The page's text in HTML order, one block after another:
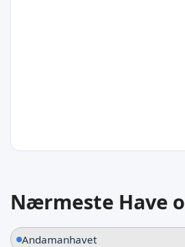
Rangoon
Myanmar
Nærmeste Have
Andamanhavet